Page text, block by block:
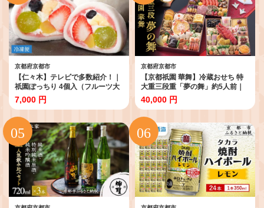
せ 通販 送料無料 ふるさと納税 ］
京都府京都市
【仁々木】テレビで多数紹介！｜
祇園ぽっちり 4個入（フルーツ大
福/祇をんににぎ）［ 京都 祇園 ス
イーツ お菓子 人気 おすすめ フル
ーツ 果物 くだもの おいしい 可愛
い いちご あまおう ぶどう 栗 ギフ
ト プレゼント 贈答 お取り寄せ ］
7,000 円
京都府京都市
【京都祇園 華舞】冷蔵おせち 特
大重三段重「夢の舞」約5人前｜
本格料亭おせち 豪華 華やか 贅沢
大人気 [ 京都 祇園 料亭 おせち 8.5
寸三段重 57品 5人 和洋 京料理 お
すすめ グルメ 正月 2027 お節 お
せち料理 お取り寄せ 通販 年内配
送 送料無料 ふるさと納税 ]
40,000 円